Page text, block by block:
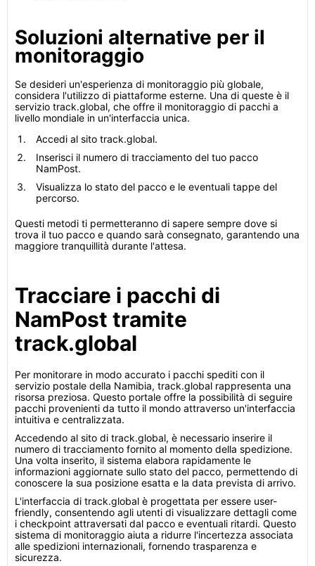
Soluzioni alternative per il
monitoraggio
Se desideri un'esperienza di monitoraggio più globale,
considera l'utilizzo di piattaforme esterne. Una di queste è il
servizio track.global, che offre il monitoraggio di pacchi a
livello mondiale in un'interfaccia unica.
Accedi al sito track.global.
Inserisci il numero di tracciamento del tuo pacco
NamPost.
Visualizza lo stato del pacco e le eventuali tappe del
percorso.
Questi metodi ti permetteranno di sapere sempre dove si
trova il tuo pacco e quando sarà consegnato, garantendo una
maggiore tranquillità durante l'attesa.
Tracciare i pacchi di
NamPost tramite
track.global
Per monitorare in modo accurato i pacchi spediti con il
servizio postale della Namibia, track.global rappresenta una
risorsa preziosa. Questo portale offre la possibilità di seguire
pacchi provenienti da tutto il mondo attraverso un'interfaccia
intuitiva e centralizzata.
Accedendo al sito di track.global, è necessario inserire il
numero di tracciamento fornito al momento della spedizione.
Una volta inserito, il sistema elabora rapidamente le
informazioni aggiornate sullo stato del pacco, permettendo di
conoscere la sua posizione esatta e la data prevista di arrivo.
L'interfaccia di track.global è progettata per essere user-
friendly, consentendo agli utenti di visualizzare dettagli come
i checkpoint attraversati dal pacco e eventuali ritardi. Questo
sistema di monitoraggio aiuta a ridurre l'incertezza associata
alle spedizioni internazionali, fornendo trasparenza e
sicurezza.